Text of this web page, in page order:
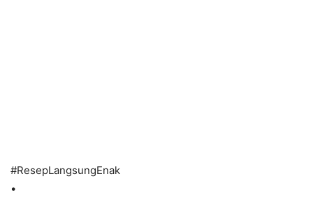
#ResepLangsungEnak
•